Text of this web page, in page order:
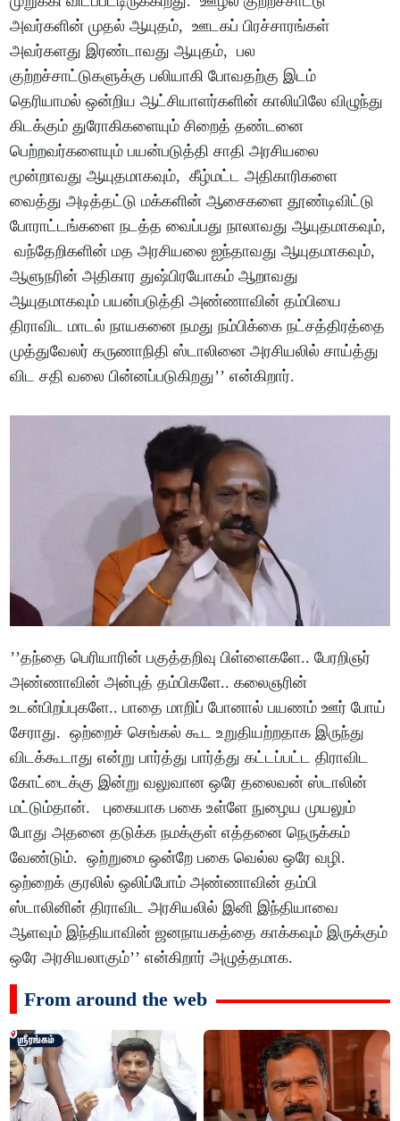
அவர்களின் முதல் ஆயுதம், ஊடகப் பிரச்சாரங்கள்
அவர்களது இரண்டாவது ஆயுதம், பல
குற்றச்சாட்டுகளுக்கு பலியாகி போவதற்கு இடம்
தெரியாமல் ஒன்றிய ஆட்சியாளர்களின் காலியிலே விழுந்து
கிடக்கும் துரோகிகளையும் சிறைத் தண்டனை
பெற்றவர்களையும் பயன்படுத்தி சாதி அரசியலை
மூன்றாவது ஆயுதமாகவும், கீழ்மட்ட அதிகாரிகளை
வைத்து அடித்தட்டு மக்களின் ஆசைகளை தூண்டிவிட்டு
போராட்டங்களை நடத்த வைப்பது நாலாவது ஆயுதமாகவும்,
வந்தேறிகளின் மத அரசியலை ஐந்தாவது ஆயுதமாகவும்,
ஆளுநரின் அதிகார துஷ்பிரயோகம் ஆறாவது
ஆயுதமாகவும் பயன்படுத்தி அண்ணாவின் தம்பியை
திராவிட மாடல் நாயகனை நமது நம்பிக்கை நட்சத்திரத்தை
முத்துவேலர் கருணாநிதி ஸ்டாலினை அரசியலில் சாய்த்து
விட சதி வலை பின்னப்படுகிறது’’ என்கிறார்.
’’தந்தை பெரியாரின் பகுத்தறிவு பிள்ளைகளே.. பேரறிஞர்
அண்ணாவின் அன்புத் தம்பிகளே.. கலைஞரின்
உடன்பிறப்புகளே.. பாதை மாறிப் போனால் பயணம் ஊர் போய்
சேராது. ஒற்றைச் செங்கல் கூட உறுதியற்றதாக இருந்து
விடக்கூடாது என்று பார்த்து பார்த்து கட்டப்பட்ட திராவிட
கோட்டைக்கு இன்று வலுவான ஒரே தலைவன் ஸ்டாலின்
மட்டும்தான். புகையாக பகை உள்ளே நுழைய முயலும்
போது அதனை தடுக்க நமக்குள் எத்தனை நெருக்கம்
வேண்டும். ஒற்றுமை ஒன்றே பகை வெல்ல ஒரே வழி.
ஒற்றைக் குரலில் ஒலிப்போம் அண்ணாவின் தம்பி
ஸ்டாலினின் திராவிட அரசியலில் இனி இந்தியாவை
ஆளவும் இந்தியாவின் ஜனநாயகத்தை காக்கவும் இருக்கும்
ஒரே அரசியலாகும்’’ என்கிறார் அழுத்தமாக.
From around the web